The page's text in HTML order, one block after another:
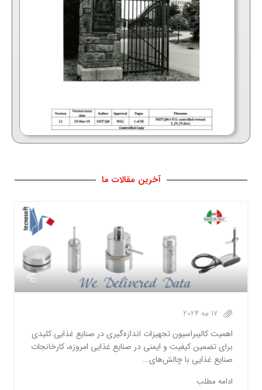
آخرین مقالات ما
17 مه 2024
اهمیت کالیبراسیون تجهیزات اندازه‌گیری در صنایع غذایی:کلیدی
برای تضمین کیفیت و ایمنی در صنایع غذایی امروزه، کارخانجات
صنایع غذایی با چالش‌های...
ادامه مطلب